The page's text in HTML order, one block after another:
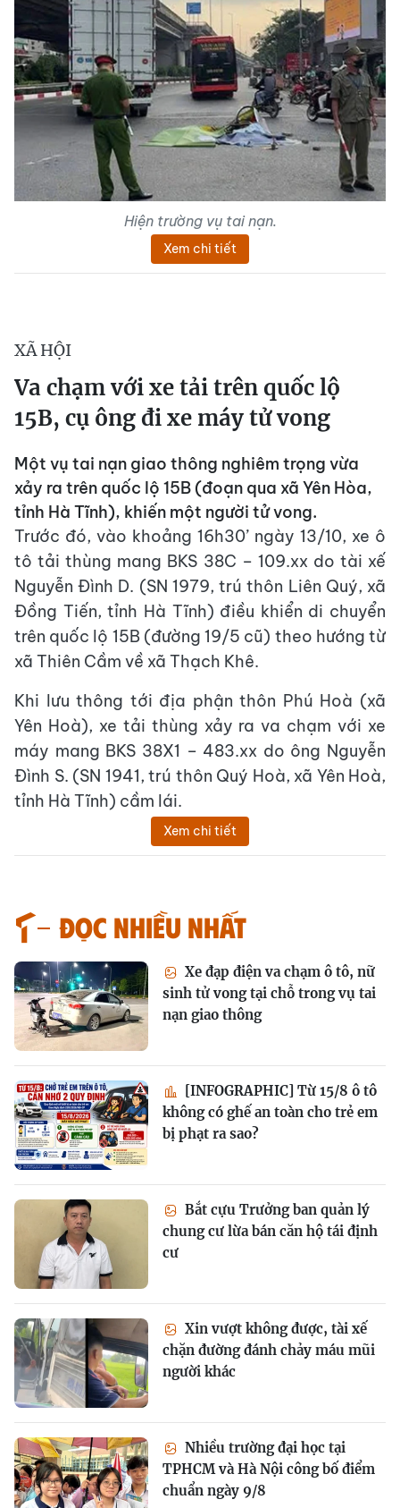
Hiện trường vụ tai nạn.
Xem chi tiết
XÃ HỘI
Va chạm với xe tải trên quốc lộ
15B, cụ ông đi xe máy tử vong
Một vụ tai nạn giao thông nghiêm trọng vừa
xảy ra trên quốc lộ 15B (đoạn qua xã Yên Hòa,
tỉnh Hà Tĩnh), khiến một người tử vong.
Trước đó, vào khoảng 16h30’ ngày 13/10, xe ô
tô tải thùng mang BKS 38C – 109.xx do tài xế
Nguyễn Đình D. (SN 1979, trú thôn Liên Quý, xã
Đồng Tiến, tỉnh Hà Tĩnh) điều khiển di chuyển
trên quốc lộ 15B (đường 19/5 cũ) theo hướng từ
xã Thiên Cầm về xã Thạch Khê.
Khi lưu thông tới địa phận thôn Phú Hoà (xã
Yên Hoà), xe tải thùng xảy ra va chạm với xe
máy mang BKS 38X1 – 483.xx do ông Nguyễn
Đình S. (SN 1941, trú thôn Quý Hoà, xã Yên Hoà,
tỉnh Hà Tĩnh) cầm lái.
Xem chi tiết
Đọc nhiều nhất
Xe đạp điện va chạm ô tô, nữ
sinh tử vong tại chỗ trong vụ tai
nạn giao thông
[INFOGRAPHIC] Từ 15/8 ô tô
không có ghế an toàn cho trẻ em
bị phạt ra sao?
Bắt cựu Trưởng ban quản lý
chung cư lừa bán căn hộ tái định
cư
Xin vượt không được, tài xế
chặn đường đánh chảy máu mũi
người khác
Nhiều trường đại học tại
TPHCM và Hà Nội công bố điểm
chuẩn ngày 9/8